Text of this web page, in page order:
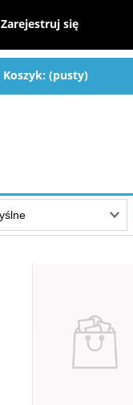
Zarejestruj się
Koszyk: (pusty)